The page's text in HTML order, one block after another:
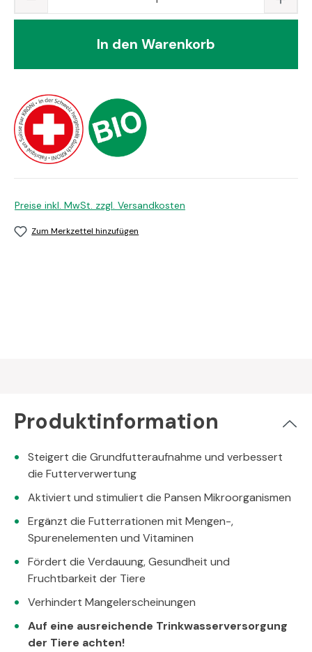
In den Warenkorb
Preise inkl. MwSt. zzgl. Versandkosten
Zum Merkzettel hinzufügen
Produktinformation
Steigert die Grundfutteraufnahme und verbessert
die Futterverwertung
Aktiviert und stimuliert die Pansen Mikroorganismen
Ergänzt die Futterrationen mit Mengen-,
Spurenelementen und Vitaminen
Fördert die Verdauung, Gesundheit und
Fruchtbarkeit der Tiere
Verhindert Mangelerscheinungen
Auf eine ausreichende Trinkwasserversorgung
der Tiere achten!